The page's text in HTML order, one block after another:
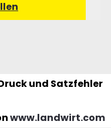
und Satzfehler
www.landwirt.com